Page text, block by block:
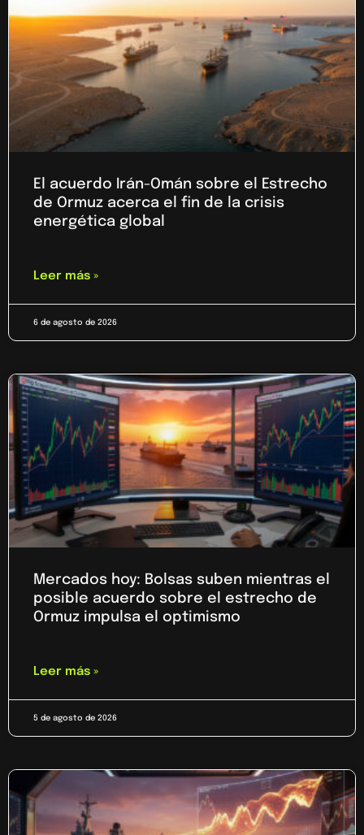
El acuerdo Irán-Omán sobre el Estrecho
de Ormuz acerca el fin de la crisis
energética global
Leer más »
6 de agosto de 2026
Mercados hoy: Bolsas suben mientras el
posible acuerdo sobre el estrecho de
Ormuz impulsa el optimismo
Leer más »
5 de agosto de 2026